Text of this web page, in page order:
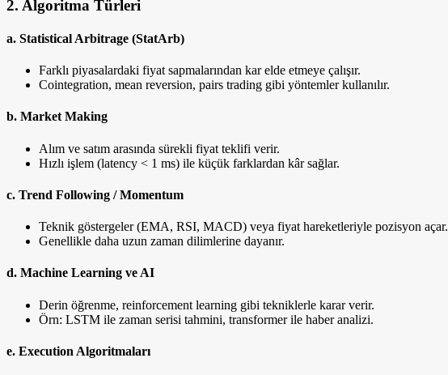
2. Algoritma Türleri
a. Statistical Arbitrage (StatArb)
Farklı piyasalardaki fiyat sapmalarından kar elde etmeye çalışır.
Cointegration, mean reversion, pairs trading gibi yöntemler kullanılır.
b. Market Making
Alım ve satım arasında sürekli fiyat teklifi verir.
Hızlı işlem (latency < 1 ms) ile küçük farklardan kâr sağlar.
c. Trend Following / Momentum
Teknik göstergeler (EMA, RSI, MACD) veya fiyat hareketleriyle pozisyon açar.
Genellikle daha uzun zaman dilimlerine dayanır.
d. Machine Learning ve AI
Derin öğrenme, reinforcement learning gibi tekniklerle karar verir.
Örn: LSTM ile zaman serisi tahmini, transformer ile haber analizi.
e. Execution Algoritmaları